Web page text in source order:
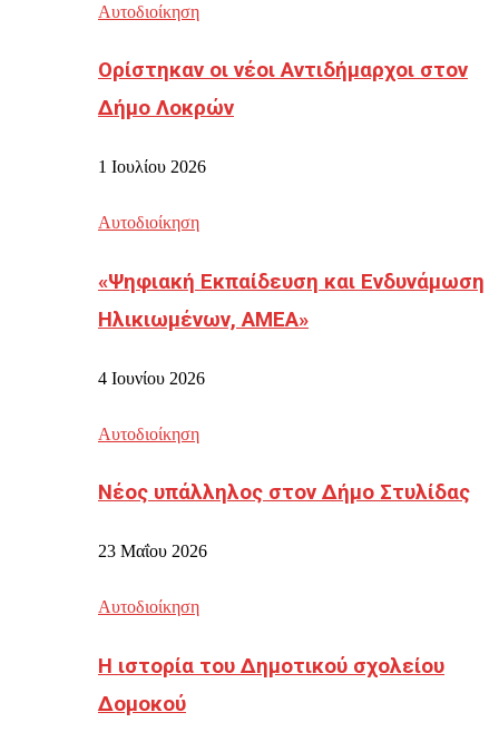
Αυτοδιοίκηση
Ορίστηκαν οι νέοι Αντιδήμαρχοι στον
Δήμο Λοκρών
1 Ιουλίου 2026
Αυτοδιοίκηση
«Ψηφιακή Εκπαίδευση και Ενδυνάμωση
Ηλικιωμένων, ΑΜΕΑ»
4 Ιουνίου 2026
Αυτοδιοίκηση
Νέος υπάλληλος στον Δήμο Στυλίδας
23 Μαΐου 2026
Αυτοδιοίκηση
Η ιστορία του Δημοτικού σχολείου
Δομοκού